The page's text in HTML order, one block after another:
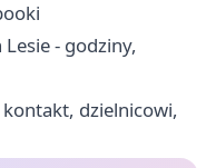
- godziny,
dzielnicowi,